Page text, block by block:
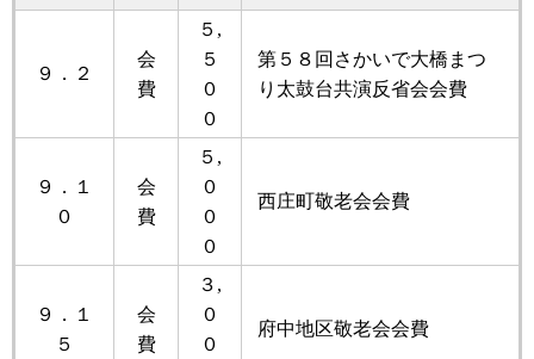
９．２
会
費
５,
５
０
０
第５８回さかいで大橋まつ
り太鼓台共演反省会会費
９．１
０
会
費
５,
０
０
０
西庄町敬老会会費
９．１
５
会
費
３,
０
０
府中地区敬老会会費